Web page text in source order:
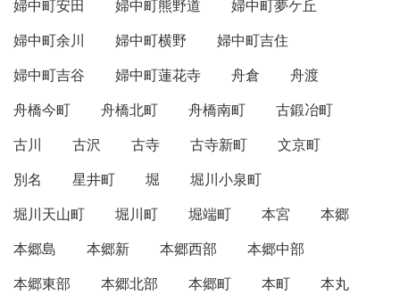
婦中町安田
婦中町熊野道
婦中町夢ケ丘
婦中町余川
婦中町横野
婦中町吉住
婦中町吉谷
婦中町蓮花寺 舟倉
舟渡
舟橋今町
舟橋北町 舟橋南町
古鍛冶町
古川
古沢 古寺 古寺新町
文京町
別名
星井町 堀
堀川小泉町
堀川天山町
堀川町 堀端町 本宮
本郷
本郷島
本郷新 本郷西部
本郷中部
本郷東部
本郷北部 本郷町 本町
本丸